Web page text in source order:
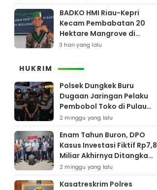
BADKO HMI Riau-Kepri
Kecam Pembabatan 20
Hektare Mangrove di
Bengkalis
3 hari yang lalu
HUKRIM
Polsek Dungkek Buru
Dugaan Jaringan Pelaku
Pembobol Toko di Pulau
Gili Iyang
2 minggu yang lalu
Enam Tahun Buron, DPO
Kasus Investasi Fiktif Rp7,8
Miliar Akhirnya Ditangkap
Polres Pamekasan
2 minggu yang lalu
Kasatreskrim Polres